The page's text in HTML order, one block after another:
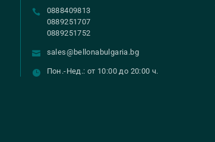
0888409813
0889251707
0889251752
sales@bellonabulgaria.bg
Пон.-Нед.: от 10:00 до 20:00 ч.